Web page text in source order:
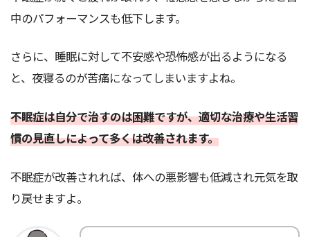
中のパフォーマンスも低下します。
さらに、睡眠に対して不安感や恐怖感が出るようになる
と、夜寝るのが苦痛になってしまいますよね。
不眠症は自分で治すのは困難ですが、適切な治療や生活習
慣の見直しによって多くは改善されます。
不眠症が改善されれば、体への悪影響も低減され元気を取
り戻せますよ。